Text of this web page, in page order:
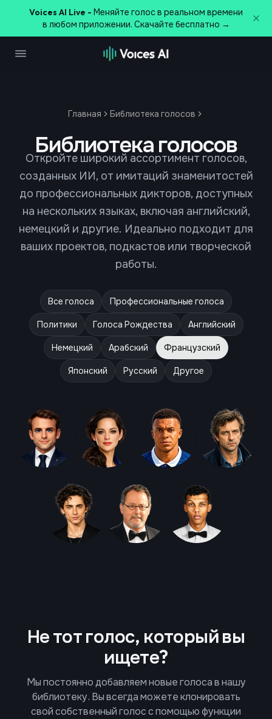
Voices AI Live - Меняйте голос в реальном времени
в любом приложении. Скачайте бесплатно →
Главная Библиотека голосов
Библиотека голосов
Откройте широкий ассортимент голосов,
созданных ИИ, от имитаций знаменитостей
до профессиональных дикторов, доступных
на нескольких языках, включая английский,
немецкий и другие. Идеально подходит для
ваших проектов, подкастов или творческой
работы.
Все голоса Профессиональные голоса
Политики Голоса Рождества Английский
Немецкий Арабский Французский
Японский Русский Другое
Не тот голос, который вы
ищете?
Мы постоянно добавляем новые голоса в нашу
библиотеку. Вы всегда можете клонировать
свой собственный голос с помощью функции